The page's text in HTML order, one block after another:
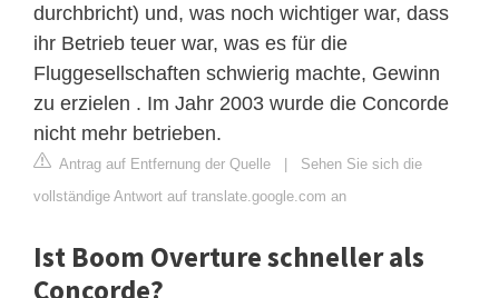
durchbricht) und, was noch wichtiger war, dass
ihr Betrieb teuer war, was es für die
Fluggesellschaften schwierig machte, Gewinn
zu erzielen . Im Jahr 2003 wurde die Concorde
nicht mehr betrieben.
Antrag auf Entfernung der Quelle | Sehen Sie sich die
vollständige Antwort auf translate.google.com an
Ist Boom Overture schneller als
Concorde?